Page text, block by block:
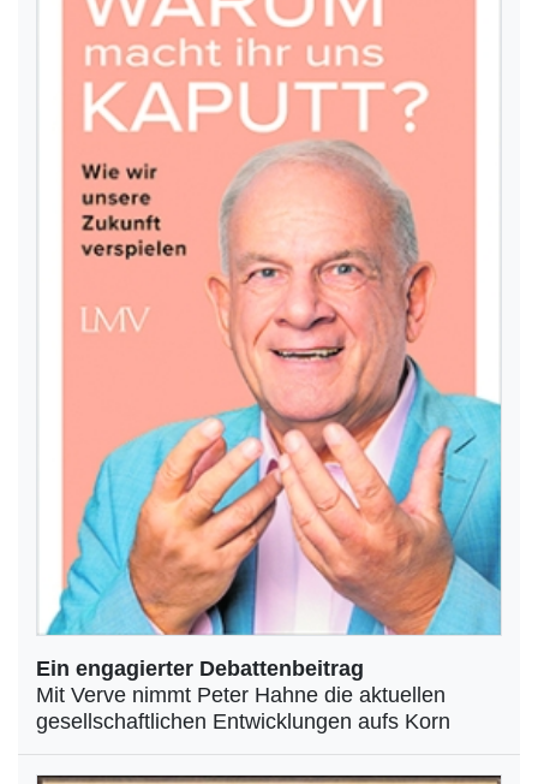
Ein engagierter Debattenbeitrag
Mit Verve nimmt Peter Hahne die aktuellen
gesellschaftlichen Entwicklungen aufs Korn